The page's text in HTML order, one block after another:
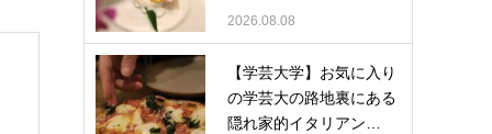
2026.08.08
【学芸大学】お気に入り
の学芸大の路地裏にある
隠れ家的イタリアン…